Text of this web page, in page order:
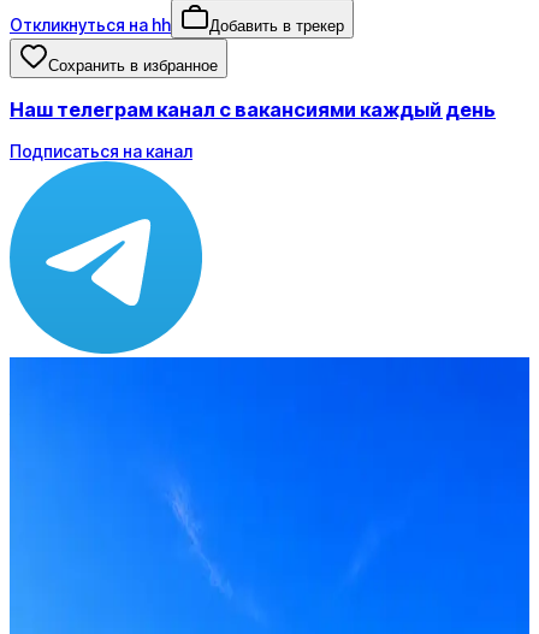
Откликнуться на hh
Добавить в трекер
Сохранить в избранное
Наш телеграм канал с вакансиями каждый день
Подписаться на канал
Оффер быстрее с Эйч